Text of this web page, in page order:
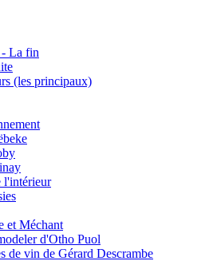
- La fin
(les principaux)
l'intérieur
et Méchant
d'Otho Puol
de vin de Gérard Descrambe